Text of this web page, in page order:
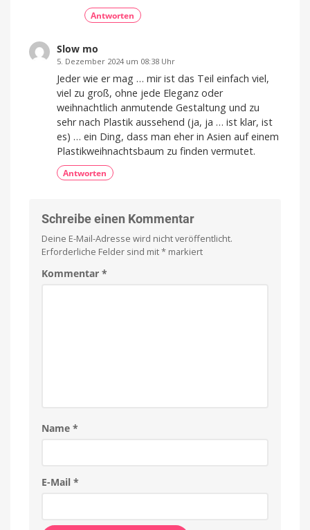
Antworten
Slow mo
5. Dezember 2024 um 08:38 Uhr
Jeder wie er mag … mir ist das Teil einfach viel,
viel zu groß, ohne jede Eleganz oder
weihnachtlich anmutende Gestaltung und zu
sehr nach Plastik aussehend (ja, ja … ist klar, ist
es) … ein Ding, dass man eher in Asien auf einem
Plastikweihnachtsbaum zu finden vermutet.
Antworten
Schreibe einen Kommentar
Deine E-Mail-Adresse wird nicht veröffentlicht.
Erforderliche Felder sind mit* markiert
Kommentar *
Name *
E-Mail *